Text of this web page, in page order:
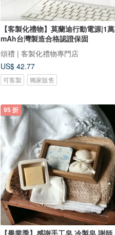
【客製化禮物】莫蘭迪行動電源|1萬
mAh台灣製造合格認證保固
頌禮 | 客製化禮物專門店
US$ 42.77
可客製 獨家販售
95 折
【畢業季】感謝手工皂 冷製皂 謝師